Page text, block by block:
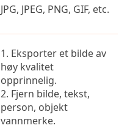
JPG, JPEG, PNG, GIF, etc.
1. Eksporter et bilde av
høy kvalitet
opprinnelig.
2. Fjern bilde, tekst,
person, objekt
vannmerke.